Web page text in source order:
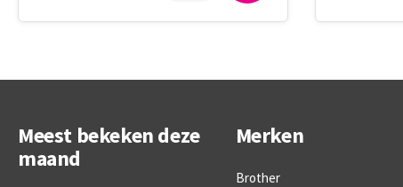
Meest bekeken deze
maand
Merken
Brother